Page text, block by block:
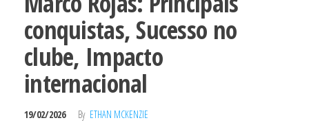
conquistas, Sucesso no
clube, Impacto
internacional
19/02/2026 By ETHAN MCKENZIE